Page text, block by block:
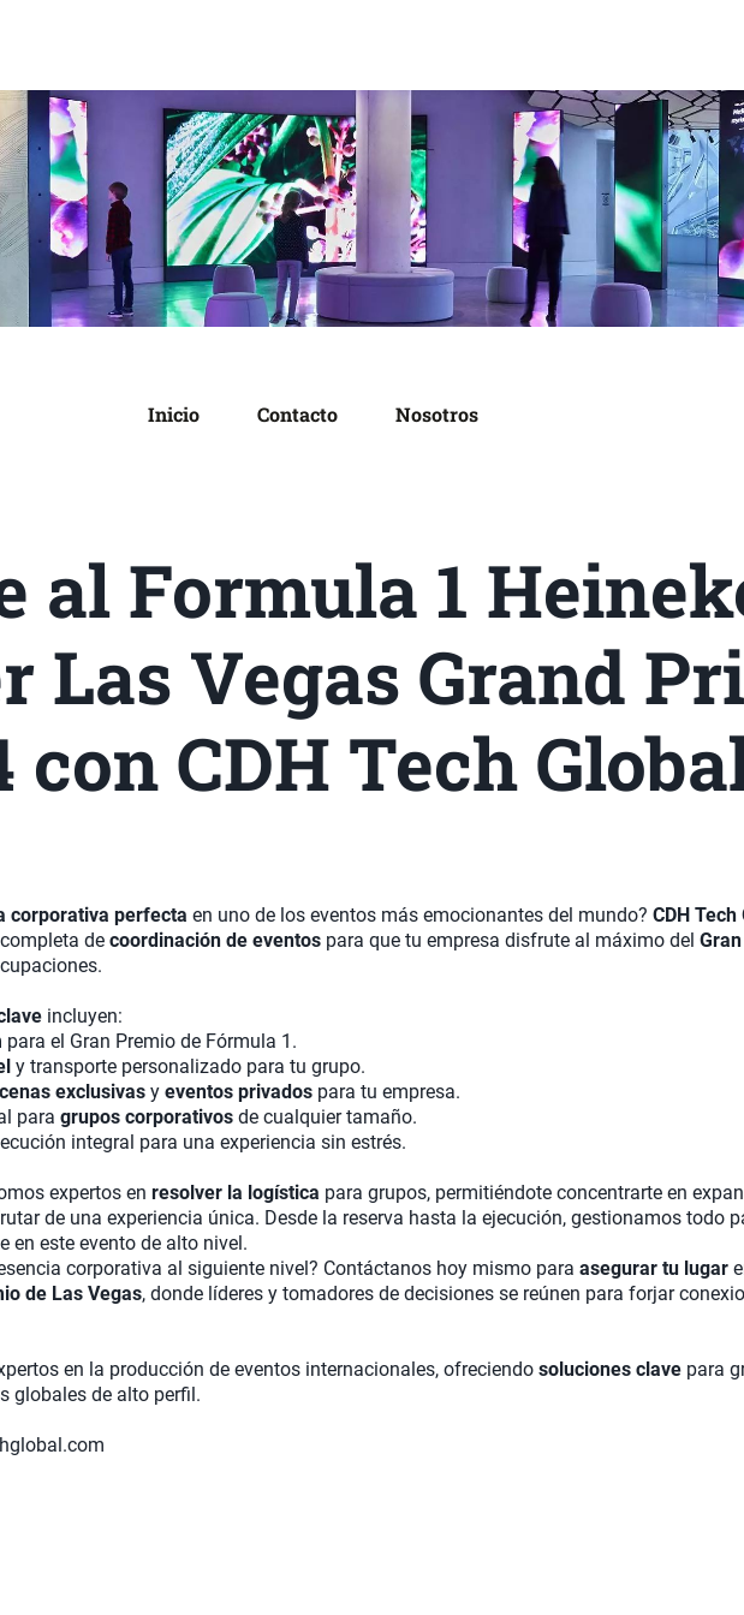
Inicio Contacto Nosotros
al Formula 1
Las Vegas Grand
con CDH Tech
corporativa perfecta en uno de los eventos más emocionantes del mundo? CDH Tech
de coordinación de eventos para que tu empresa disfrute al máximo del
incluyen:
para el Gran Premio de Fórmula 1.
y transporte personalizado para tu grupo.
cenas exclusivas y eventos privados para tu empresa.
para grupos corporativos de cualquier tamaño.
integral para una experiencia sin estrés.
expertos en resolver la logística para grupos, permitiéndote concentrarte en
de una experiencia única. Desde la reserva hasta la ejecución, gestionamos todo
en este evento de alto nivel.
corporativa al siguiente nivel? Contáctanos hoy mismo para asegurar tu lugar
de Las Vegas, donde líderes y tomadores de decisiones se reúnen para forjar
en la producción de eventos internacionales, ofreciendo soluciones clave para
globales de alto perfil.